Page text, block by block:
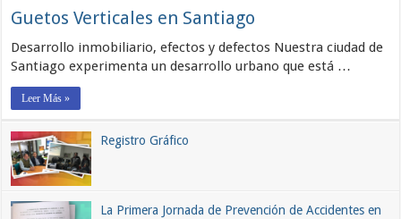
Guetos Verticales en Santiago
Desarrollo inmobiliario, efectos y defectos Nuestra ciudad de
Santiago experimenta un desarrollo urbano que está …
Leer Más »
Registro Gráfico
La Primera Jornada de Prevención de Accidentes en